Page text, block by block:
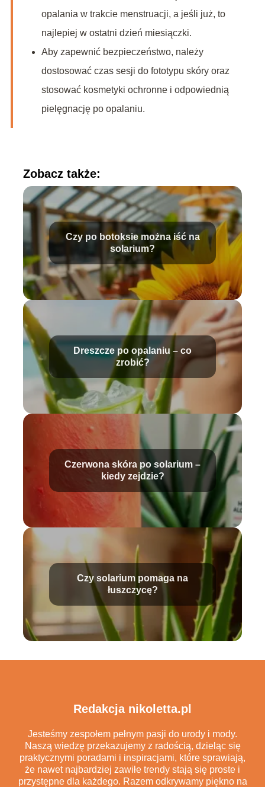
opalania w trakcie menstruacji, a jeśli już, to
najlepiej w ostatni dzień miesiączki.
Aby zapewnić bezpieczeństwo, należy
dostosować czas sesji do fototypu skóry oraz
stosować kosmetyki ochronne i odpowiednią
pielęgnację po opalaniu.
Zobacz także:
Czy po botoksie można iść na
solarium?
Dreszcze po opalaniu – co
zrobić?
Czerwona skóra po solarium –
kiedy zejdzie?
Czy solarium pomaga na
łuszczycę?
Redakcja nikoletta.pl
Jesteśmy zespołem pełnym pasji do urody i mody.
Naszą wiedzę przekazujemy z radością, dzieląc się
praktycznymi poradami i inspiracjami, które sprawiają,
że nawet najbardziej zawiłe trendy stają się proste i
przystępne dla każdego. Razem odkrywamy piękno na